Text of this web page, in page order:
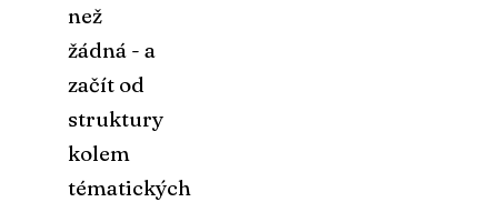
než
žádná - a
začít od
struktury
kolem
tématických